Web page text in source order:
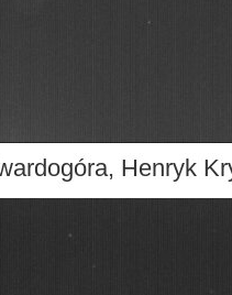
Henryk